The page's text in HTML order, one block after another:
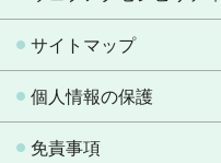
サイトマップ
個人情報の保護
免責事項